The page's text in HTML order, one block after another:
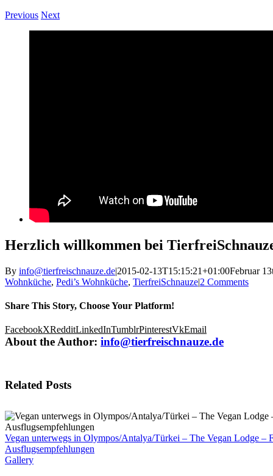
Previous Next
Herzlich willkommen bei
By info@tierfreischnauze.de|2015-02-13T15:15:21+01:00Februar
Wohnküche, Pedi’s Wohnküche, TierfreiSchnauze|2 Comments
Share This Story, Choose Your Platform!
FacebookXRedditLinkedInTumblrPinterestVkEmail
About the Author: info@tierfreischnauze.de
Related Posts
Vegan unterwegs in Olympos/Antalya/Türkei – The Vegan Lodge –
Ausflugsempfehlungen
Gallery